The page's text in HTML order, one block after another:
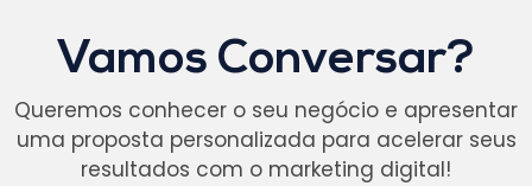
Vamos Conversar?
Queremos conhecer o seu negócio e apresentar
uma proposta personalizada para acelerar seus
resultados com o marketing digital!